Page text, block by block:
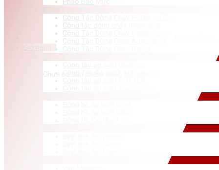
Giỏ hàng /
Phao Báo Mức
Công Tắc Dòng Chảy Potter – USA